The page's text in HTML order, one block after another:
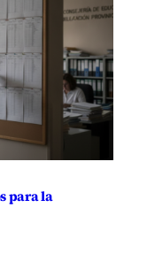
para la